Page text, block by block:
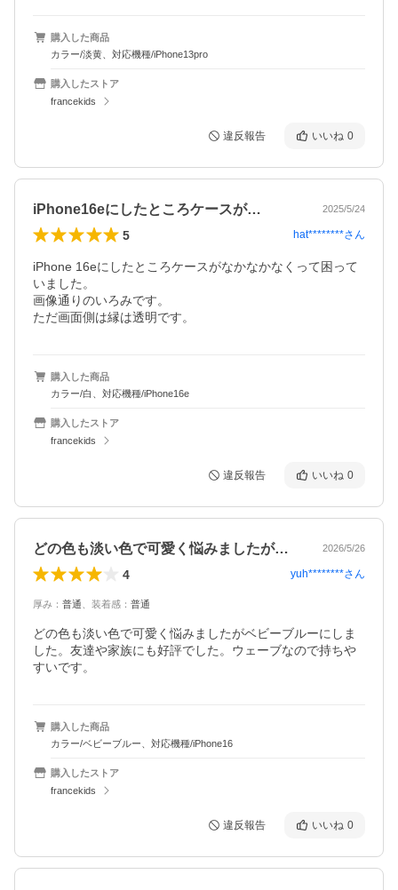
購入した商品
カラー/淡黄、対応機種/iPhone13pro
購入したストア
francekids
違反報告 いいね 0
iPhone16eにしたところケースが… 2025/5/24
5 hat********さん
iPhone 16eにしたところケースがなかなかなくって困って
いました。
画像通りのいろみです。
ただ画面側は縁は透明です。
購入した商品
カラー/白、対応機種/iPhone16e
購入したストア
francekids
違反報告 いいね 0
どの色も淡い色で可愛く悩みましたがベビ… 2026/5/26
4 yuh********さん
厚み ： 普通 装着感 ： 普通
どの色も淡い色で可愛く悩みましたがベビーブルーにしま
した。友達や家族にも好評でした。ウェーブなので持ちや
購入した商品
カラー/ベビーブルー、対応機種/iPhone16
購入したストア
francekids
違反報告 いいね 0